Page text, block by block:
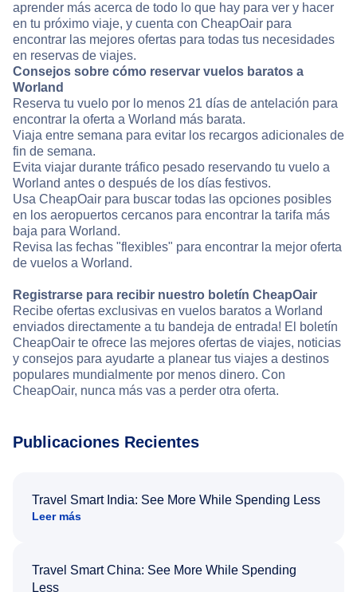
aprender más acerca de todo lo que hay para ver y hacer
en tu próximo viaje, y cuenta con CheapOair para
encontrar las mejores ofertas para todas tus necesidades
en reservas de viajes.
Consejos sobre cómo reservar vuelos baratos a
Worland
Reserva tu vuelo por lo menos 21 días de antelación para
encontrar la oferta a Worland más barata.
Viaja entre semana para evitar los recargos adicionales de
fin de semana.
Evita viajar durante tráfico pesado reservando tu vuelo a
Worland antes o después de los días festivos.
Usa CheapOair para buscar todas las opciones posibles
en los aeropuertos cercanos para encontrar la tarifa más
baja para Worland.
Revisa las fechas "flexibles" para encontrar la mejor oferta
de vuelos a Worland.
Registrarse para recibir nuestro boletín CheapOair
Recibe ofertas exclusivas en vuelos baratos a Worland
enviados directamente a tu bandeja de entrada! El boletín
CheapOair te ofrece las mejores ofertas de viajes, noticias
y consejos para ayudarte a planear tus viajes a destinos
populares mundialmente por menos dinero. Con
CheapOair, nunca más vas a perder otra oferta.
Publicaciones Recientes
Travel Smart India: See More While Spending Less
Leer más
Travel Smart China: See More While Spending
Less